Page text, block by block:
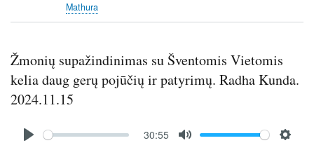
Mathura
Žmonių supažindinimas su Šventomis Vietomis
kelia daug gerų pojūčių ir patyrimų. Radha Kunda.
2024.11.15
30:55